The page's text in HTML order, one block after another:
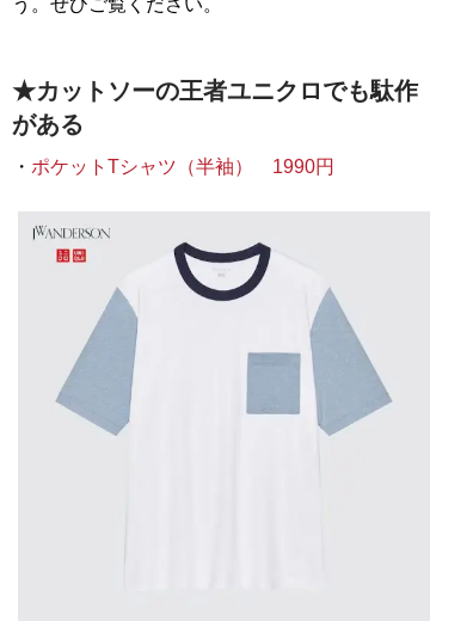
う。ぜひご覧ください。
★カットソーの王者ユニクロでも駄作
がある
・ ポケットTシャツ（半袖） 1990円